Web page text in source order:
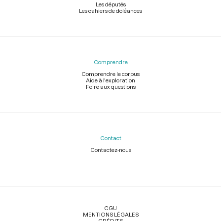
Les députés
Les cahiers de doléances
Comprendre
Comprendre le corpus
Aide à l'exploration
Foire aux questions
Contact
Contactez-nous
Légal
CGU
MENTIONS LÉGALES